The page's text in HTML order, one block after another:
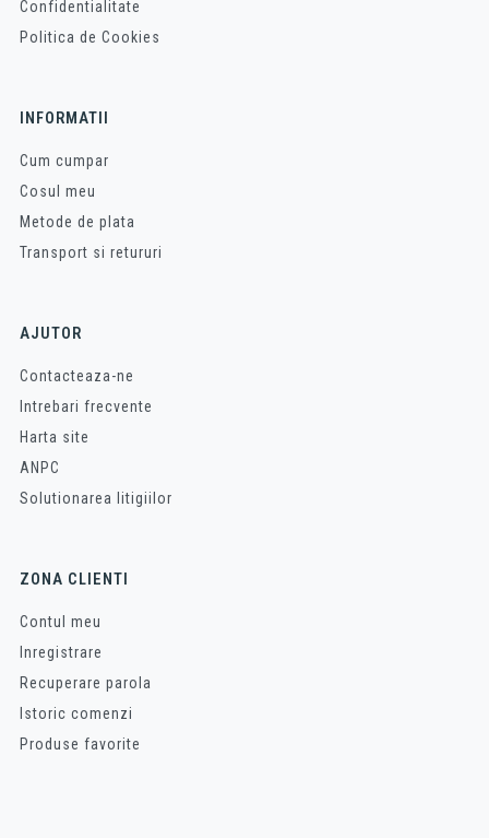
Confidentialitate
Politica de Cookies
INFORMATII
Cum cumpar
Cosul meu
Metode de plata
Transport si retururi
AJUTOR
Contacteaza-ne
Intrebari frecvente
Harta site
ANPC
Solutionarea litigiilor
ZONA CLIENTI
Contul meu
Inregistrare
Recuperare parola
Istoric comenzi
Produse favorite